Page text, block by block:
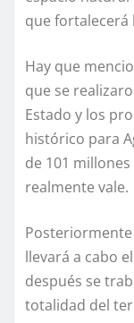
que fortalecerá
Hay que
que se
Estado y los
histórico para
de 101
realmente vale.
llevará a cabo
después se
totalidad del